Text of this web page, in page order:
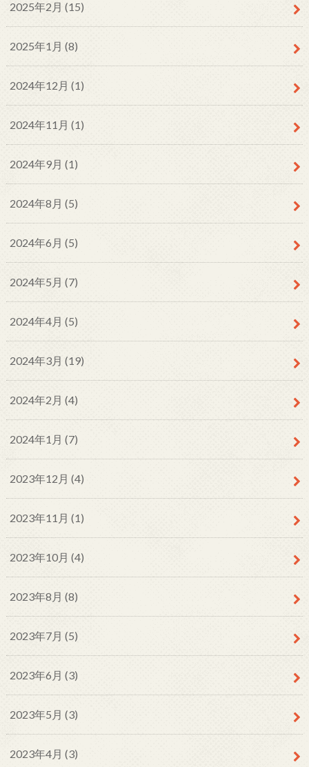
2025年2月 (15)
2025年1月 (8)
2024年12月 (1)
2024年11月 (1)
2024年9月 (1)
2024年8月 (5)
2024年6月 (5)
2024年5月 (7)
2024年4月 (5)
2024年3月 (19)
2024年2月 (4)
2024年1月 (7)
2023年12月 (4)
2023年11月 (1)
2023年10月 (4)
2023年8月 (8)
2023年7月 (5)
2023年6月 (3)
2023年5月 (3)
2023年4月 (3)